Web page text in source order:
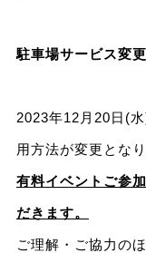
駐車場サービス変
2023年12月20日(
用方法が変更となり
有料イベントご参
だきます。
ご理解・ご協力の